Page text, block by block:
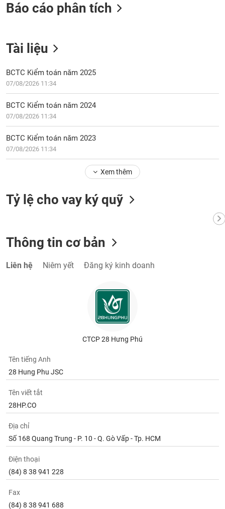
Báo cáo phân tích
Tài liệu
BCTC Kiểm toán năm 2025
07/08/2026 11:34
BCTC Kiểm toán năm 2024
07/08/2026 11:34
BCTC Kiểm toán năm 2023
07/08/2026 11:34
Xem thêm
Tỷ lệ cho vay ký quỹ
Thông tin cơ bản
Liên hệ Niêm yết Đăng ký kinh doanh
CTCP 28 Hưng Phú
Tên tiếng Anh
28 Hung Phu JSC
Tên viết tắt
28HP.CO
Địa chỉ
Số 168 Quang Trung - P. 10 - Q. Gò Vấp - Tp. HCM
Điện thoại
(84) 8 38 941 228
Fax
(84) 8 38 941 688
giả
(-)
Báo
cáo
tích
(-)
Thuật
ngữ
(-)
Dịch
Đào
Sách
tư
Truyền
thông
tài
chính
Dữ
liệu